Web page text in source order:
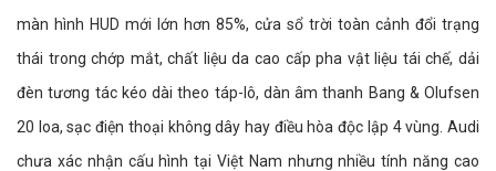
màn hình HUD mới lớn hơn 85%, cửa sổ trời toàn cảnh đổi trạng
thái trong chớp mắt, chất liệu da cao cấp pha vật liệu tái chế, dải
đèn tương tác kéo dài theo táp-lô, dàn âm thanh Bang & Olufsen
20 loa, sạc điện thoại không dây hay điều hòa độc lập 4 vùng. Audi
chưa xác nhận cấu hình tại Việt Nam nhưng nhiều tính năng cao